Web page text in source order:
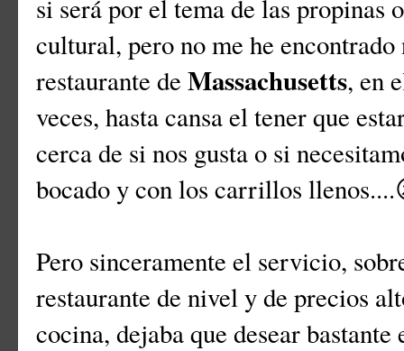
si será por el tema de las propinas
cultural, pero no me he
restaurante de Massachusetts, en
veces, hasta cansa el tener que
cerca de si nos gusta o si
bocado y con los carrillos
Pero sinceramente el servicio,
restaurante de nivel y de precios
cocina, dejaba que desear